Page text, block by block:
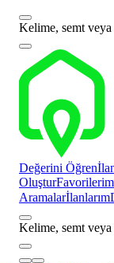
Kelime, semt
Değerini Öğren
OluşturFavorilerim
Aramalarİlanlarım
Kelime, semt